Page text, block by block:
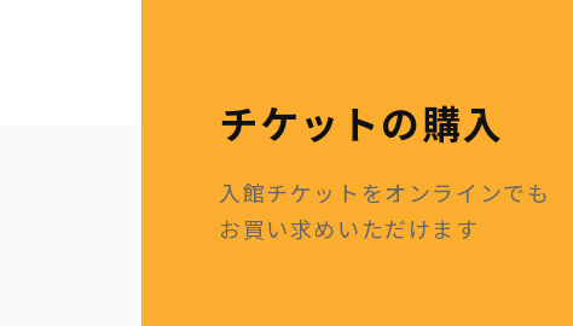
チケットの購入
入館チケットをオンラインでも
お買い求めいただけます